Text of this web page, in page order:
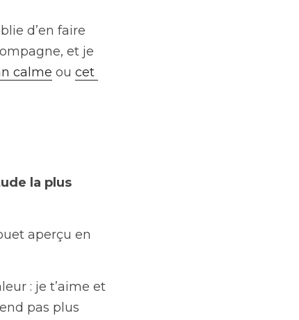
d’en faire
et je
calme ou cet
la plus
aperçu en
: je t’aime et
pas plus